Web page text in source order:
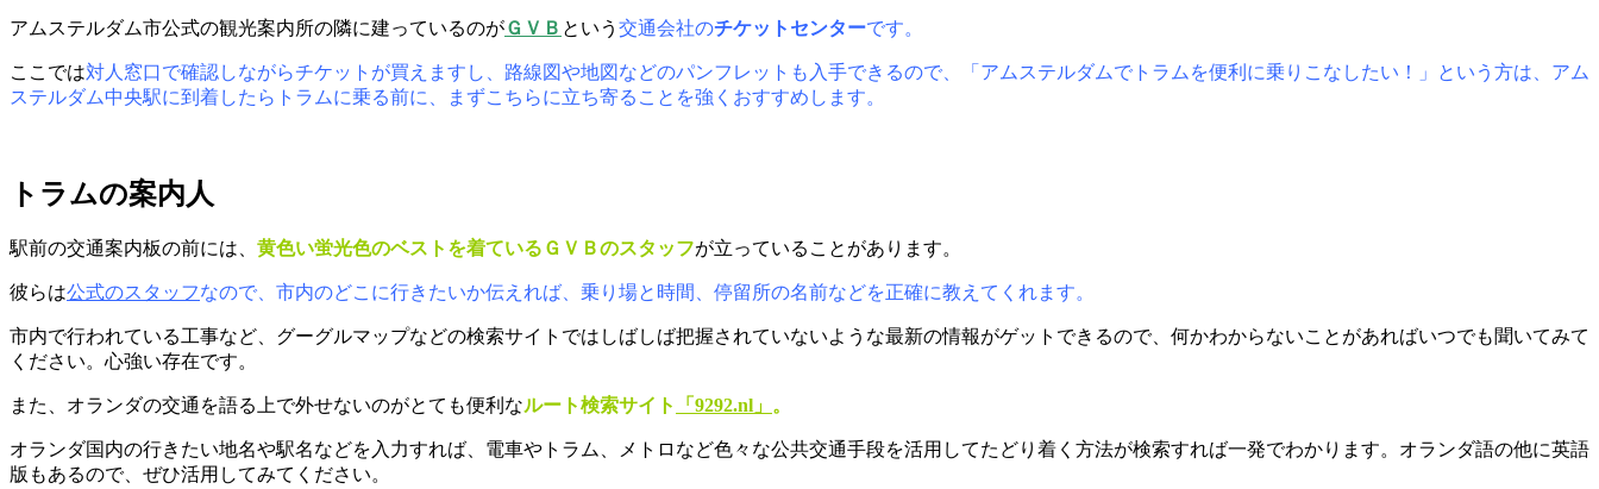
アムステルダム市公式の観光案内所の隣に建っているのがＧＶＢ という 交通会社のチケットセンターです。
ここでは対人窓口で確認しながらチケットが買えますし、路線図や地図などのパンフレットも入手できるので、「アムステルダムでトラムを便利に乗りこなしたい！」という方は、アム
ステルダム中央駅に到着したらトラムに乗る前に、まずこちらに立ち寄ることを強くおすすめします。
トラムの案内人
駅前の交通案内板の前には、 黄色い蛍光色のベストを着ているＧＶＢのスタッフが立っていることがあります。
彼らは公式のスタッフなので、市内のどこに行きたいか伝えれば、乗り場と時間、停留所の名前などを正確に教えてくれます。
市内で行われている工事など、グーグルマップなどの検索サイトではしばしば把握されていないような最新の情報がゲットできるので、何かわからないことがあればいつでも聞いてみて
ください。心強い存在です。
また、オランダの交通を語る上で外せないのがとても便利なルート検索サイト 「 9292.nl 」 。
オランダ国内の行きたい地名や駅名などを入力すれば、電車やトラム、メトロなど色々な公共交通手段を活用してたどり着く方法が検索すれば一発でわかります。オランダ語の他に英語
版もあるので、ぜひ活用してみてください。